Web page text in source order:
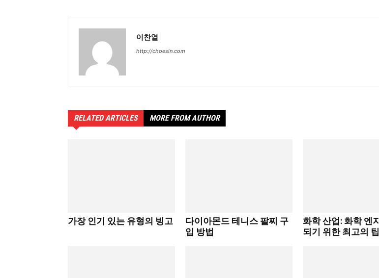
이찬열
http://choesin.com
RELATED ARTICLES MORE FROM AUTHOR
가장 인기 있는 유형의 빙고
다이아몬드 테니스 팔찌 구
입 방법
화학 산업: 화학 엔
되기 위한 최고의 팁